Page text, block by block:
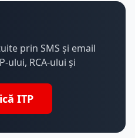
prin SMS și email
ului, RCA-ului și
ITP